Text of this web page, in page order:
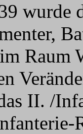
wurde
Raum
II. /